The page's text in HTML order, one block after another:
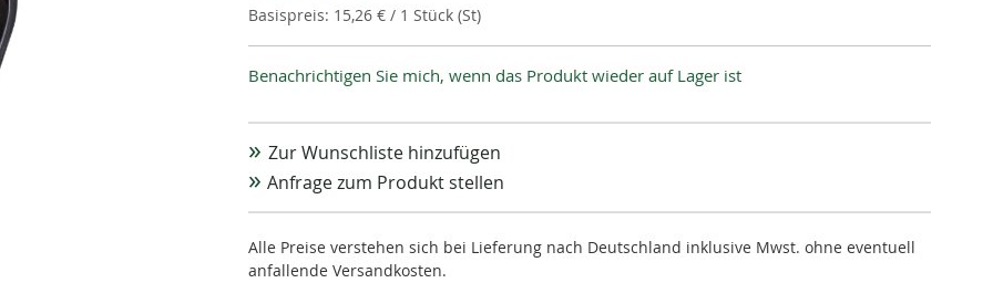
15,26 € / 1 Stück (St)
Benachrichtigen Sie mich, wenn das Produkt wieder auf Lager ist
Zur Wunschliste hinzufügen
Anfrage zum Produkt stellen
Alle Preise verstehen sich bei Lieferung nach Deutschland inklusive Mwst. ohne eventuell
anfallende Versandkosten.